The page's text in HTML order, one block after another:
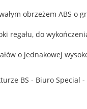
obrzeżem ABS o
regału, do
o jednakowej
BS - Biuro Special